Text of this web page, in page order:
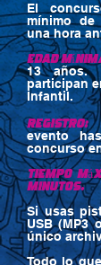
El
mínimo de
una hora
Edad
13 años.
participan
Infantil.
Registro:
evento
concurso
Tiempo
minutos.
Si usas
USB (MP3
único
Todo lo